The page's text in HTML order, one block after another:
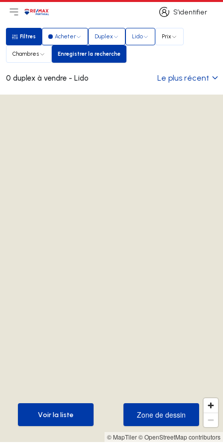
S’identifier
S’identifier
Ouvrir le menu principal
LogoAller à la page d’accueil
Filtres
Filtres Acheter Duplex Lido Prix
Chambres Enregistrer la recherche
Enregistrer la recherche
0 duplex à vendre - Lido Le plus récent
© MapTiler© OpenStreetMap contributors
Zone de dessin
Zone de dessin
Voir la liste
Voir la liste